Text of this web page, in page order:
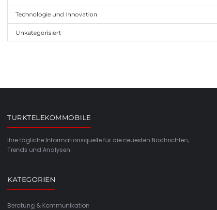
Technologie und Innovation
Unkategorisiert
TURKTELEKOMMOBILE
Ihre tägliche Informationsquelle für die neuesten Nachrichten,
Trends und Analysen.
KATEGORIEN
Beratung & Kommunikation